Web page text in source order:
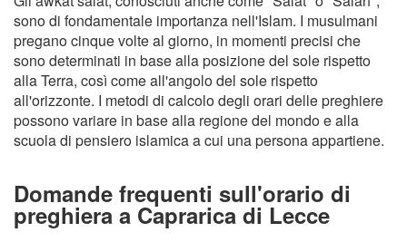
sono di fondamentale importanza nell'Islam. I musulmani
pregano cinque volte al giorno, in momenti precisi che
sono determinati in base alla posizione del sole rispetto
alla Terra, così come all'angolo del sole rispetto
all'orizzonte. I metodi di calcolo degli orari delle preghiere
possono variare in base alla regione del mondo e alla
scuola di pensiero islamica a cui una persona appartiene.
Domande frequenti sull'orario di
preghiera a Caprarica di Lecce